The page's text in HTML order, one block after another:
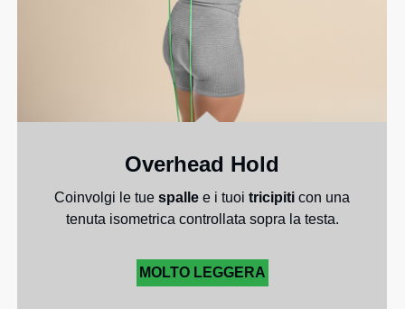
Overhead Hold
Coinvolgi le tuespalle e i tuoitricipiti con una
tenuta isometrica controllata sopra la testa.
MOLTO LEGGERA